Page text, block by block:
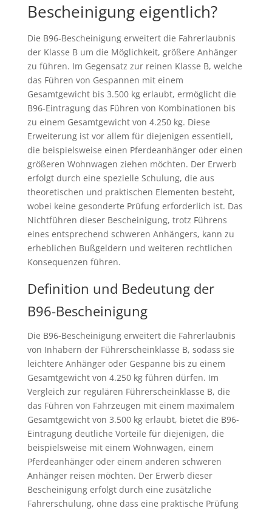
Bescheinigung eigentlich?
Die B96-Bescheinigung erweitert die Fahrerlaubnis
der Klasse B um die Möglichkeit, größere Anhänger
zu führen. Im Gegensatz zur reinen Klasse B, welche
das Führen von Gespannen mit einem
Gesamtgewicht bis 3.500 kg erlaubt, ermöglicht die
B96-Eintragung das Führen von Kombinationen bis
zu einem Gesamtgewicht von 4.250 kg. Diese
Erweiterung ist vor allem für diejenigen essentiell,
die beispielsweise einen Pferdeanhänger oder einen
größeren Wohnwagen ziehen möchten. Der Erwerb
erfolgt durch eine spezielle Schulung, die aus
theoretischen und praktischen Elementen besteht,
wobei keine gesonderte Prüfung erforderlich ist. Das
Nichtführen dieser Bescheinigung, trotz Führens
eines entsprechend schweren Anhängers, kann zu
erheblichen Bußgeldern und weiteren rechtlichen
Konsequenzen führen.
Definition und Bedeutung der
B96-Bescheinigung
Die B96-Bescheinigung erweitert die Fahrerlaubnis
von Inhabern der Führerscheinklasse B, sodass sie
leichtere Anhänger oder Gespanne bis zu einem
Gesamtgewicht von 4.250 kg führen dürfen. Im
Vergleich zur regulären Führerscheinklasse B, die
das Führen von Fahrzeugen mit einem maximalem
Gesamtgewicht von 3.500 kg erlaubt, bietet die B96-
Eintragung deutliche Vorteile für diejenigen, die
beispielsweise mit einem Wohnwagen, einem
Pferdeanhänger oder einem anderen schweren
Anhänger reisen möchten. Der Erwerb dieser
Bescheinigung erfolgt durch eine zusätzliche
Fahrerschulung, ohne dass eine praktische Prüfung